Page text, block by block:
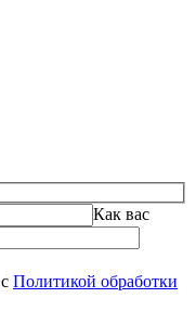
Как вас
Политикой обработки